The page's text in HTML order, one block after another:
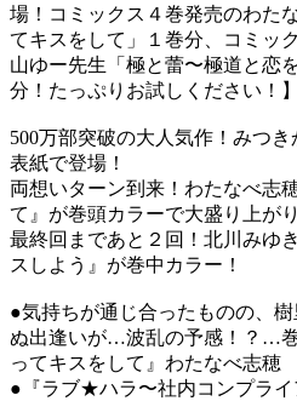
場！コミックス４巻発売のわた
てキスをして」１巻分、コミッ
山ゆー先生「極と蕾〜極道と恋
分！たっぷりお試しください！
500万部突破の大人気作！みつ
表紙で登場！
両想いターン到来！わたなべ志
て』が巻頭カラーで大盛り上が
最終回まであと２回！北川みゆ
スしよう』が巻中カラー！
●気持ちが通じ合ったものの、
ぬ出逢いが…波乱の予感！？…
ってキスをして』わたなべ志穂
●『ラブ★ハラ〜社内コンプライ